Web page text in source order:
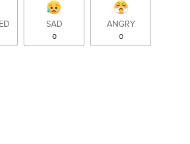
SAD
0
ANGRY
0